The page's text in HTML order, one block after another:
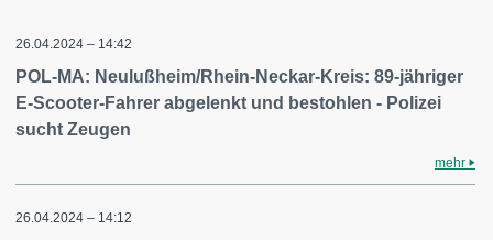
26.04.2024 – 14:42
POL-MA: Neulußheim/Rhein-Neckar-Kreis: 89-jähriger
E-Scooter-Fahrer abgelenkt und bestohlen - Polizei
sucht Zeugen
mehr
26.04.2024 – 14:12